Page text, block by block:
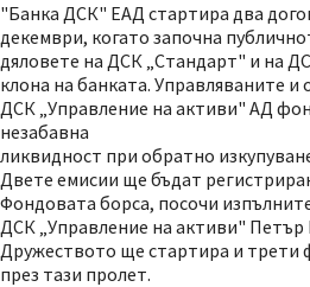
"Банка ДСК" ЕАД стартира два
декември, когато започна
дяловете на ДСК „Стандарт" и на
клона на банката. Управляваните и
ДСК „Управление на активи" АД
незабавна
ликвидност при обратно
Двете емисии ще бъдат
Фондовата борса, посочи
ДСК „Управление на активи" Петър
Дружеството ще стартира и трети
през тази пролет.